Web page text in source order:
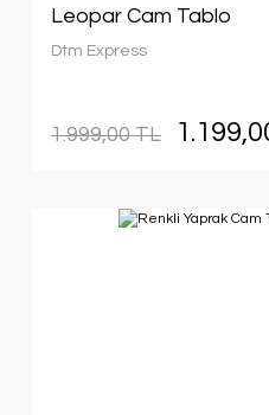
Leopar Cam Tablo
Dtm Express
1.999,00 TL